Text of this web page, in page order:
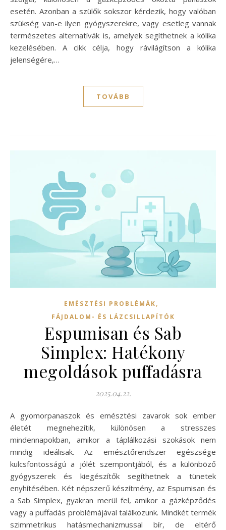
esetén. Azonban a szülők sokszor kérdezik, hogy valóban
szükség van-e ilyen gyógyszerekre, vagy esetleg vannak
természetes alternatívák is, amelyek segíthetnek a kólika
kezelésében. A cikk célja, hogy rávilágítson a kólika
jelenségére,…
TOVÁBB
EMÉSZTÉSI PROBLÉMÁK,
FÁJDALOM- ÉS LÁZCSILLAPÍTÓK
Espumisan és Sab
Simplex: Hatékony
megoldások puffadásra
2025.04.22.
A gyomorpanaszok és emésztési zavarok sok ember
életét megnehezítik, különösen a stresszes
mindennapokban, amikor a táplálkozási szokások nem
mindig ideálisak. Az emésztőrendszer egészsége
kulcsfontosságú a jólét szempontjából, és a különböző
gyógyszerek és kiegészítők segíthetnek a tünetek
enyhítésében. Két népszerű készítmény, az Espumisan és
a Sab Simplex, gyakran merül fel, amikor a gázképződés
vagy a puffadás problémájával találkozunk. Mindkét termék
szimmetrikus hatásmechanizmussal bír, de eltérő